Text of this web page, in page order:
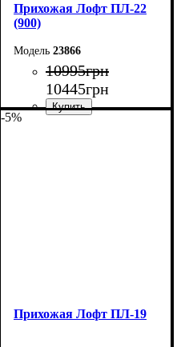
Прихожая Лофт ПЛ-22
(900)
23866
10995грн
10445грн
-5%
Прихожая Лофт ПЛ-19